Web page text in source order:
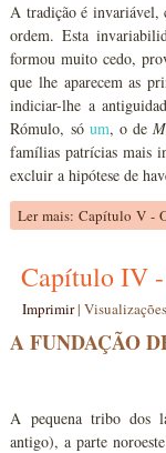
A tradição é invariável,
ordem. Esta
formou muito cedo,
que lhe aparecem as
indiciar-lhe a
Rómulo, só um, o de
famílias patrícias mais
excluir a hipótese de
Ler mais: Capítulo V -
Capítulo IV -
Imprimir|
A FUNDAÇÃO
A pequena tribo dos
antigo), a parte